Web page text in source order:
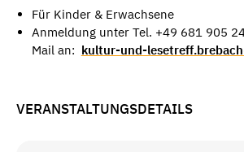
Für Kinder & Erwachsene
Anmeldung unter Tel. +49 681 905
Mail an: kultur-und-
VERANSTALTUNGSDETAILS